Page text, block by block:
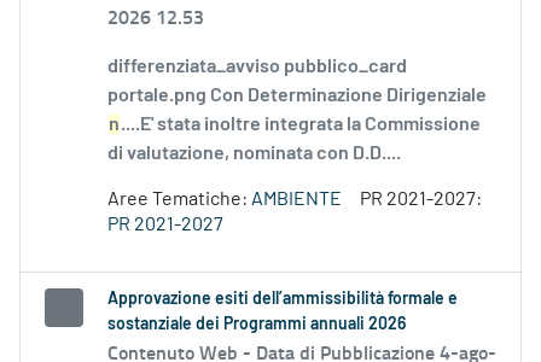
2026 12.53
differenziata_avviso pubblico_card
portale.png Con Determinazione Dirigenziale
n....E' stata inoltre integrata la Commissione
di valutazione, nominata con D.D....
Aree Tematiche: AMBIENTE
PR 2021-2027:
PR 2021-2027
Approvazione esiti dell’ammissibilità formale e
sostanziale dei Programmi annuali 2026
Contenuto Web - Data di Pubblicazione 4-ago-